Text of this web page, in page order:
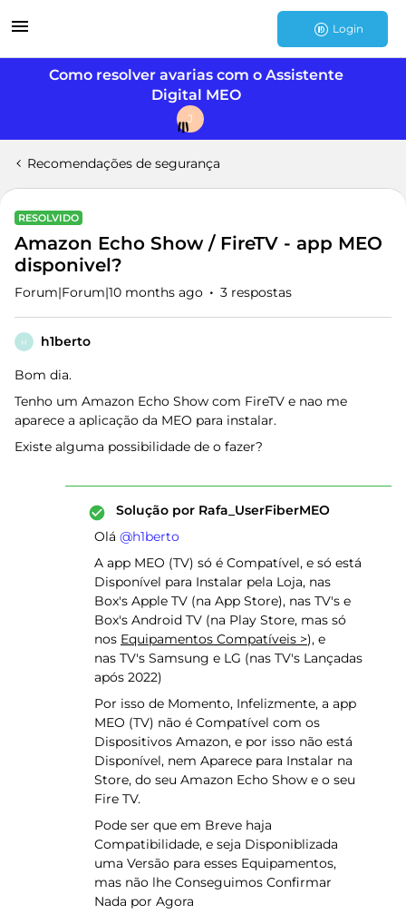
Login
Como resolver avarias com o Assistente
Digital MEO
J
Recomendações de segurança
RESOLVIDO
Amazon Echo Show / FireTV - app MEO
disponivel?
Forum|Forum|10 months ago 3 respostas
H h1berto
Bom dia.
Tenho um Amazon Echo Show com FireTV e nao me
aparece a aplicação da MEO para instalar.
Existe alguma possibilidade de o fazer?
Solução por Rafa_UserFiberMEO
Olá ​ @h1berto
A app MEO (TV) só é Compatível, e só está
Disponível para Instalar pela Loja, nas
Box's Apple TV (na App Store), nas TV's e
Box's Android TV (na Play Store, mas só
nos Equipamentos Compatíveis >), e
nas TV's Samsung e LG (nas TV's Lançadas
após 2022)
Por isso de Momento, Infelizmente, a app
MEO (TV) não é Compatível com os
Dispositivos Amazon, e por isso não está
Disponível, nem Aparece para Instalar na
Store, do seu Amazon Echo Show e o seu
Fire TV.
Pode ser que em Breve haja
Compatibilidade, e seja Disponiblizada
uma Versão para esses Equipamentos,
mas não lhe Conseguimos Confirmar
Nada por Agora